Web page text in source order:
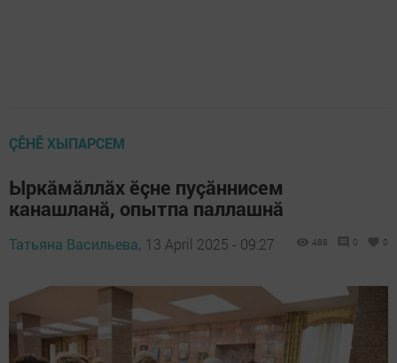
ÇӖНӖ ХЫПАРСЕМ
Ыркăмăллăх ӗçне пуçăннисем
канашланă, опытпа паллашнă
Татьяна Васильева, 13 April 2025 - 09:27 488 0 0